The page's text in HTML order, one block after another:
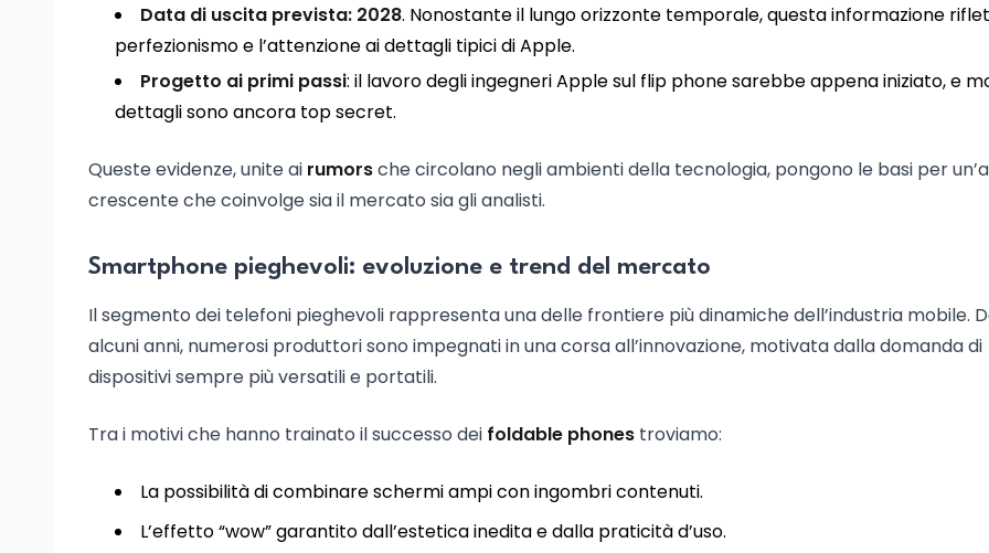
Data di uscita prevista: 2028. Nonostante il lungo orizzonte temporale, questa informazione
perfezionismo e l’attenzione ai dettagli tipici di Apple.
Progetto ai primi passi: il lavoro degli ingegneri Apple sul flip phone sarebbe appena iniziato, e
dettagli sono ancora top secret.
Queste evidenze, unite ai rumorsche circolano negli ambienti della tecnologia, pongono le basi per
crescente che coinvolge sia il mercato sia gli analisti.
Smartphone pieghevoli: evoluzione e trend del mercato
Il segmento dei telefoni pieghevoli rappresenta una delle frontiere più dinamiche dell’industria mobile.
alcuni anni, numerosi produttori sono impegnati in una corsa all’innovazione, motivata dalla domanda di
dispositivi sempre più versatili e portatili.
Tra i motivi che hanno trainato il successo dei foldable phones troviamo:
La possibilità di combinare schermi ampi con ingombri contenuti.
L’effetto “wow” garantito dall’estetica inedita e dalla praticità d’uso.